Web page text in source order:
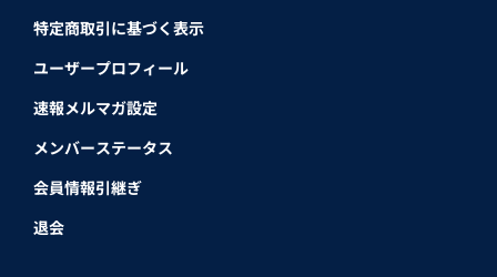
特定商取引に基づく表示
ユーザープロフィール
速報メルマガ設定
メンバーステータス
会員情報引継ぎ
退会